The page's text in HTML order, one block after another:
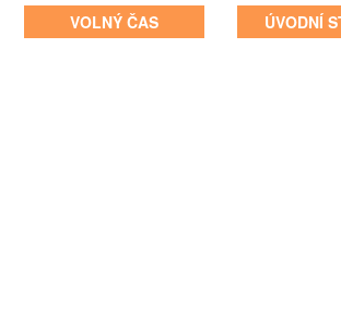
VOLNÝ ČAS ÚVODNÍ